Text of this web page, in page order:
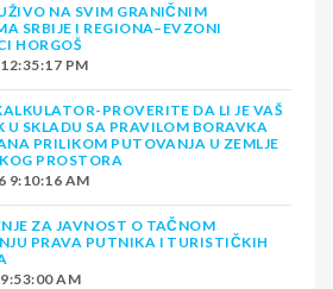
NA SVIM GRANIČNIM
SRBIJE I REGIONA–EVZONI
HORGOŠ
PM
PROVERITE DA LI JE VAŠ
U SKLADU SA PRAVILOM BORAVKA
PRILIKOM PUTOVANJA U ZEMLJE
PROSTORA
9:10:16 AM
ZA JAVNOST O TAČNOM
PRAVA PUTNIKA I TURISTIČKIH
AM